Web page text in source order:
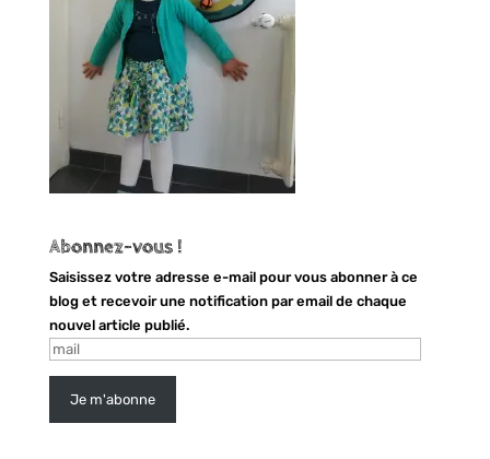
Abonnez-vous !
Saisissez votre adresse e-mail pour vous abonner à ce
blog et recevoir une notification par email de chaque
nouvel article publié.
mail
Je m'abonne